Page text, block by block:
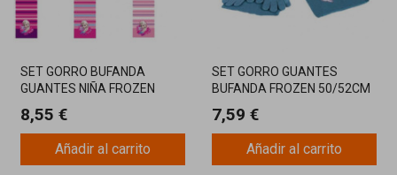
SET GORRO BUFANDA
GUANTES NIÑA FROZEN
8,55 €
Añadir al carrito
SET GORRO GUANTES
BUFANDA FROZEN 50/52CM
7,59 €
Añadir al carrito